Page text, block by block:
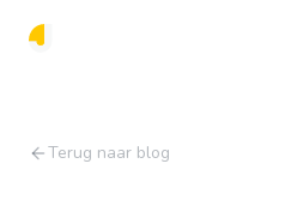
Terug naar blog